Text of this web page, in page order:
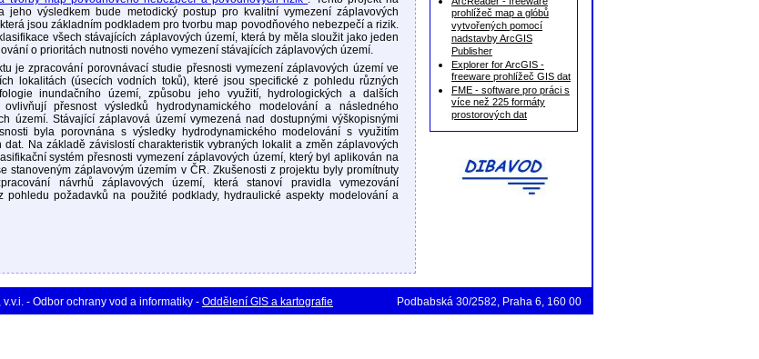
jeho výsledkem bude metodický postup pro kvalitní vymezení záplavových
jsou základním podkladem pro tvorbu map povodňového nebezpečí a rizik.
všech stávajících záplavových území, která by měla sloužit jako jeden
o prioritách nutnosti nového vymezení stávajících záplavových území.
je zpracování porovnávací studie přesnosti vymezení záplavových území ve
lokalitách (úsecích vodních toků), které jsou specifické z pohledu různých
inundačního území, způsobu jeho využití, hydrologických a dalších
ovlivňují přesnost výsledků hydrodynamického modelování a následného
území. Stávající záplavová území vymezená nad dostupnými výškopisnými
byla porovnána s výsledky hydrodynamického modelování s využitím
dat. Na základě závislostí charakteristik vybraných lokalit a změn záplavových
systém přesnosti vymezení záplavových území, který byl aplikován na
stanoveným záplavovým územím v ČR. Zkušenosti z projektu byly promítnuty
návrhů záplavových území, která stanoví pravidla vymezování
pohledu požadavků na použité podklady, hydraulické aspekty modelování a
prohlížeč map a glóbů
vytvořených pomocí
nadstavby ArcGIS
Publisher
Explorer for ArcGIS -
freeware prohlížeč GIS dat
FME - software pro práci s
více než 225 formáty
prostorových dat
Podbabská 30/2582, Praha 6, 160 00
- Odbor ochrany vod a informatiky - Oddělení GIS a kartografie